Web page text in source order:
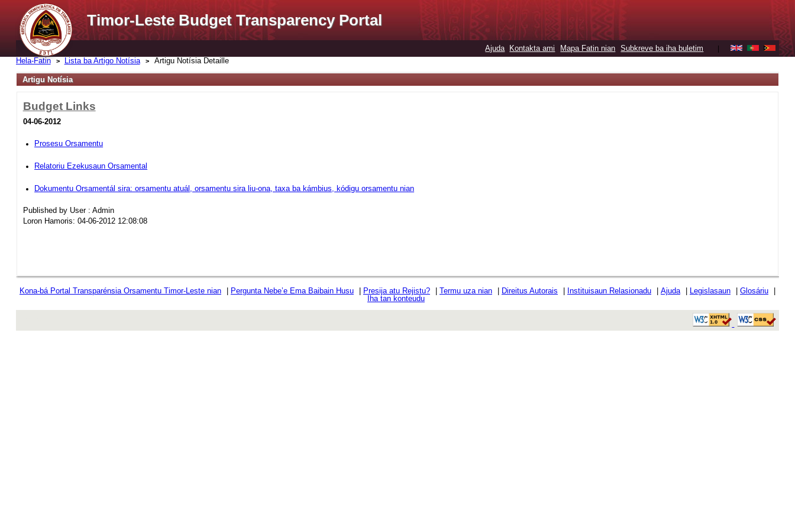
Timor-Leste Budget Transparency Portal
Ajuda Kontakta ami Mapa Fatin nian Subkreve ba iha buletim
Hela-Fatin Lista ba Artigo Notísia Artigu Notísia Detaille
Artigu Notísia
Budget Links
04-06-2012
Prosesu Orsamentu
Relatoriu Ezekusaun Orsamental
Dokumentu Orsamentál sira: orsamentu atuál, orsamentu sira liu-ona, taxa ba kámbius, kódigu orsamentu nian
Published by User : Admin
Loron Hamoris: 04-06-2012 12:08:08
Kona-bá Portal Transparénsia Orsamentu Timor-Leste nian Pergunta Nebe’e Ema Baibain Husu Presija atu Rejistu? Termu uza nian Direitus Autorais Instituisaun Relasionadu Ajuda Legislasaun Glosáriu
Iha tan konteudu